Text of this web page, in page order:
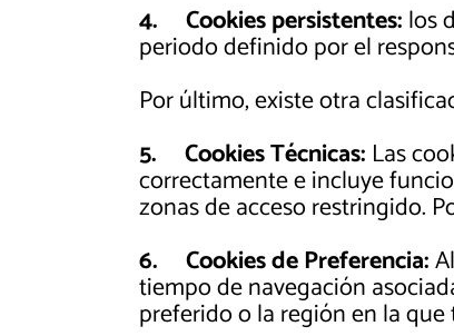
4. Cookies persistentes:los
periodo definido por el
Por último, existe otra
5. Cookies Técnicas: Las
correctamente e incluye
zonas de acceso restringido.
6. Cookies de Preferencia:
tiempo de navegación
preferido o la región en la que